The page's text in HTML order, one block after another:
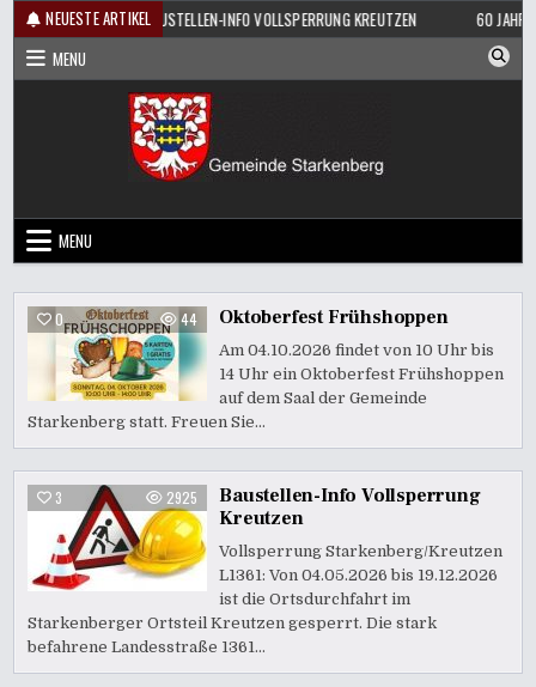
Skip
content
NEUESTE ARTIKELBAUSTELLEN-INFO VOLLSPERRUNG KREUTZEN
60 JAHRE
MENU
MENU
0 44 Oktoberfest Frühshoppen
Am 04.10.2026 findet von 10 Uhr bis
14 Uhr ein Oktoberfest Frühshoppen
auf dem Saal der Gemeinde
Starkenberg statt. Freuen Sie…
3 2925
Baustellen-Info Vollsperrung
Kreutzen
Vollsperrung Starkenberg/Kreutzen
L1361: Von 04.05.2026 bis 19.12.2026
ist die Ortsdurchfahrt im
Starkenberger Ortsteil Kreutzen gesperrt. Die stark
befahrene Landesstraße 1361…